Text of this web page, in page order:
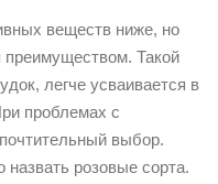
веществ ниже, но
преимуществом. Такой
легче усваивается в
проблемах с
выбор.
розовые сорта.